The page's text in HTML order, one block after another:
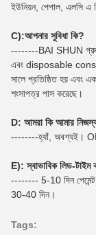
ইউনিয়ন, পেপাল, এলসি এ
C):আপনার সুবিধা কি?
--------BAI SHUN গ্রুপ
এবং disposable
সালে প্রতিষ্ঠিত হয় এবং
শংসাপত্র পাস করেছে।
D: আমরা কি আমার
--------হ্যাঁ, অবশ্যই।
E): স্বাভাবিক লিড-
-------- 5-10 দিন পেমেন্ট
30-40 দিন।
Tags: